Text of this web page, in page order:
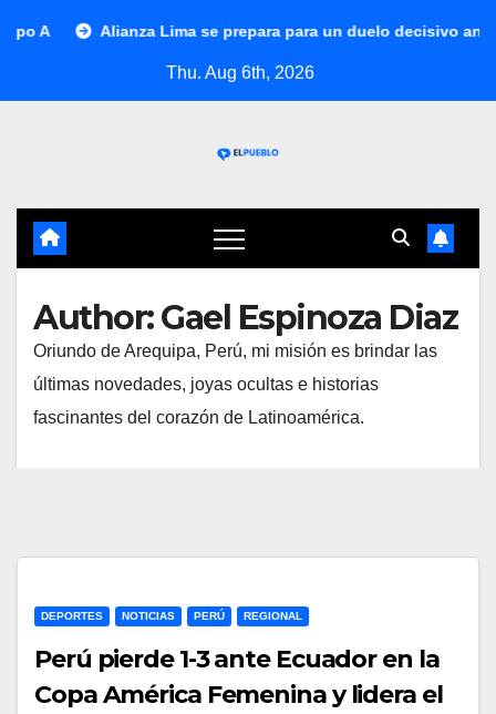
Alianza Lima se prepara para un duelo decisivo ante Gremio por
Thu. Aug 6th, 2026
Author:Gael Espinoza Diaz
Oriundo de Arequipa, Perú, mi misión es brindar las
últimas novedades, joyas ocultas e historias
fascinantes del corazón de Latinoamérica.
DEPORTES NOTICIAS PERÚ REGIONAL
Perú pierde 1-3 ante Ecuador en la
Copa América Femenina y lidera el